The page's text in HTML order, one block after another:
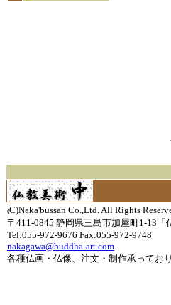
(C)Naka'bussan Co.,Ltd. All Rights
〒411-0845 静岡県三島市加屋町1-13
Tel:055-972-9676 Fax:055-972-9748
nakagawa@buddha-art.com
各種仏画・仏像、注文・制作承ってお